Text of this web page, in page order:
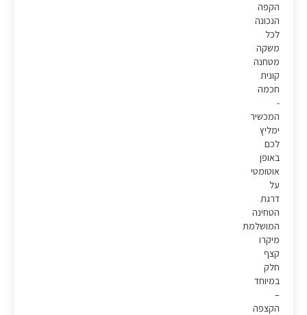
הקפה
הנכונה
לכל
משקה
מטחנה
קונית
חכמה
המכשיר
ימליץ
לכם
באופן
אוטומטי
על
דרגת
הטחינה
המושלמת
מיקרו
קצף
חלק
במיוחד
הקצפה